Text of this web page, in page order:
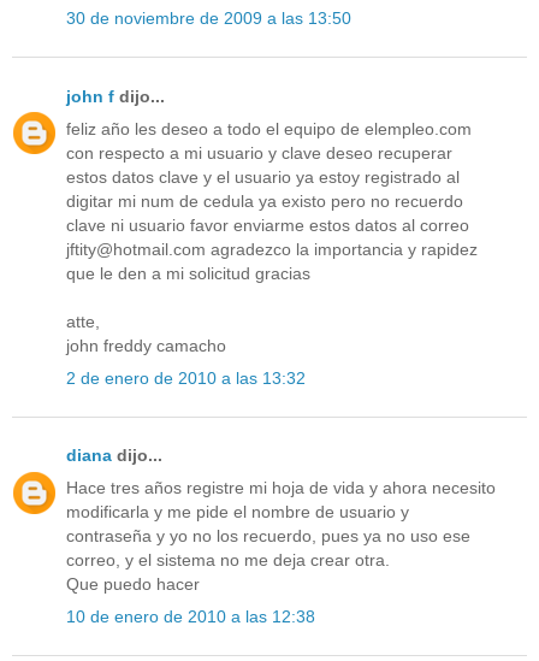
30 de noviembre de 2009 a las 13:50
john f dijo...
feliz año les deseo a todo el equipo de elempleo.com
con respecto a mi usuario y clave deseo recuperar
estos datos clave y el usuario ya estoy registrado al
digitar mi num de cedula ya existo pero no recuerdo
clave ni usuario favor enviarme estos datos al correo
jftity@hotmail.com agradezco la importancia y rapidez
que le den a mi solicitud gracias
atte,
john freddy camacho
2 de enero de 2010 a las 13:32
diana dijo...
Hace tres años registre mi hoja de vida y ahora necesito
modificarla y me pide el nombre de usuario y
contraseña y yo no los recuerdo, pues ya no uso ese
correo, y el sistema no me deja crear otra.
Que puedo hacer
10 de enero de 2010 a las 12:38